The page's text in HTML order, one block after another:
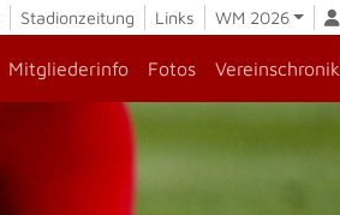
Stadionzeitung Links WM 2026
Mitgliederinfo Fotos Vereinschronik